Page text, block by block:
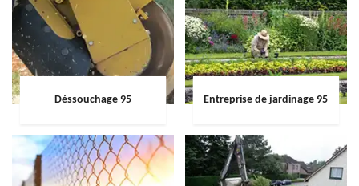
Déssouchage 95 Entreprise de jardinage 95